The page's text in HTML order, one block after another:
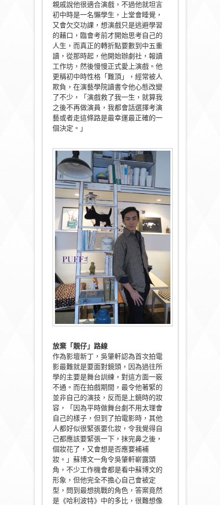
親戚說他很適合演戲，不過他就坦言
初中時是一名懶學生，上堂會睡覺，
又會欠交功課，想演戲只是逃避學習
的藉口，臨會考前才開始思考自己的
人生，而真正的轉折點要數到中五重
讀，從那時起，他開始辦劇社，報讀
工作坊，然後慢慢正式愛上演戲。他
更稱初中時性格「難頂」，經常被人
欺負，在演藝學院讀書令他心態改變
了不少，「演戲救了我一生，就算我
之後不再做演員，我都會話選擇考演
藝或者走這條路是最幸運最正確的一
個決定。」
放棄「靚仔」路線
作為影壇新丁，吳肇軒認為首次拍電
影最難就是要面對鏡頭，因為過往所
學的主要是舞台訓練，對這方面一竅
不通。而在拍戲期間，最令他著緊的
並非自己的演技，反而是上鏡時的妝
容，「因為平時做舞台劇不用太理會
自己的樣子，但到了拍電影時，其他
人都好似很緊張要化妝，令我覺得自
己都應該要緊張一下，抹完鼻之後，
個妝花了，又會想是否應要補補
妝。」蘇博文一角令吳肇軒嶄露頭
角，不少工作機會都是看中蘇博文的
形象，但他完全不擔心自己會被定
型，問到最想挑戰的角色，答案竟然
是《哈利波特》中的多比，很難想像